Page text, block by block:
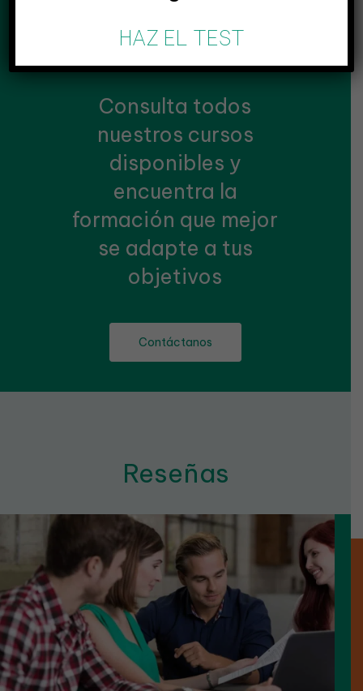
Consulta todos
nuestros cursos
disponibles y
encuentra la
formación que mejor
se adapte a tus
objetivos
Contáctanos
Reseñas
HAZ EL TEST